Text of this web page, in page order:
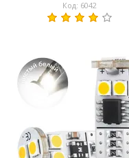
Код: 6042